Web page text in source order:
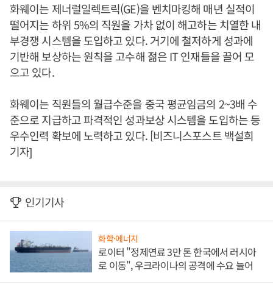
화웨이는 제너럴일렉트릭(GE)을 벤치마킹해 매년 실적이
떨어지는 하위 5%의 직원을 가차 없이 해고하는 치열한 내
부경쟁 시스템을 도입하고 있다. 거기에 철저하게 성과에
기반해 보상하는 원칙을 고수해 젊은 IT 인재들을 끌어 모
으고 있다.
화웨이는 직원들의 월급수준을 중국 평균임금의 2~3배 수
준으로 지급하고 파격적인 성과보상 시스템을 도입하는 등
우수인력 확보에 노력하고 있다. [비즈니스포스트 백설희
기자]
인기기사
화학·에너지
로이터 "정제연료 3만 톤 한국에서 러시아
로 이동", 우크라이나의 공격에 수요 늘어